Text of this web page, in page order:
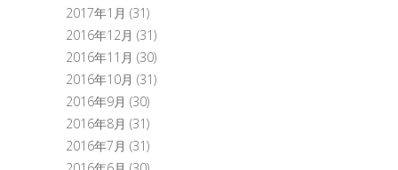
2017年1月 (31)
2016年12月 (31)
2016年11月 (30)
2016年10月 (31)
2016年9月 (30)
2016年8月 (31)
2016年7月 (31)